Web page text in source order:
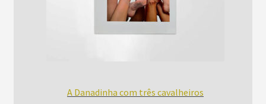
A Danadinha com três cavalheiros